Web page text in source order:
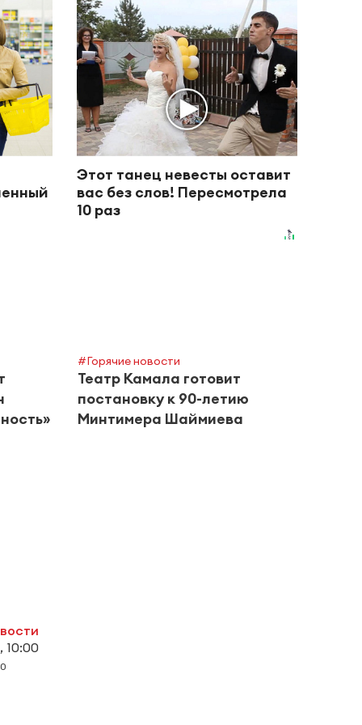
Этот танец невесты оставит
вас без слов! Пересмотрела
10 раз
#Горячие новости
Театр Камала готовит
постановку к 90-летию
Минтимера Шаймиева
10:00
0